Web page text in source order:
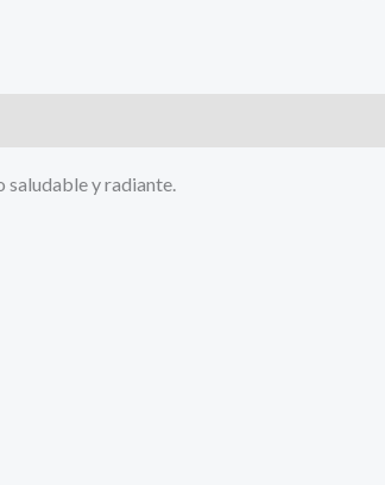
saludable y radiante.